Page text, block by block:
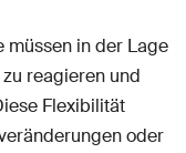
müssen in der Lage
reagieren und
Flexibilität
oder